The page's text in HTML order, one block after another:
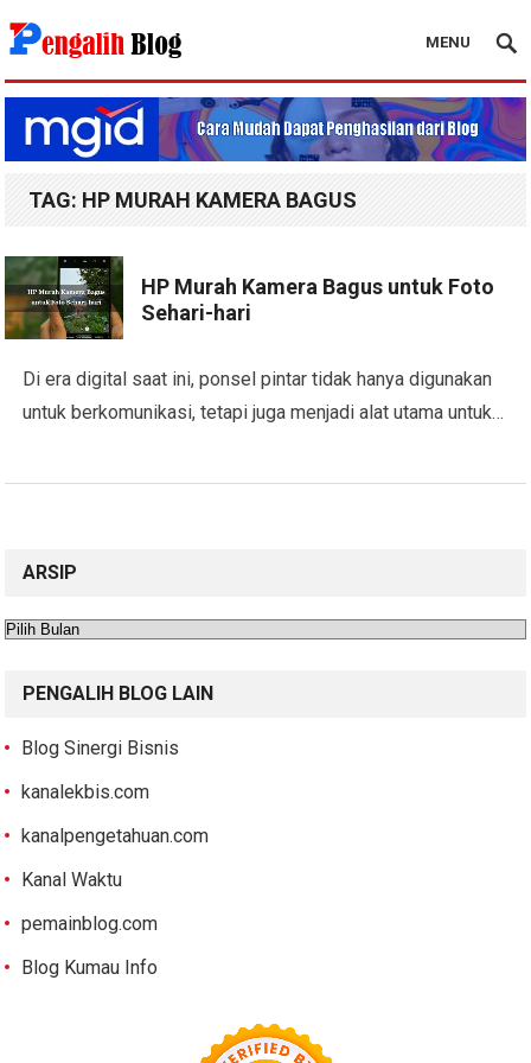
Pengalih Blog
MENU
TAG: HP MURAH KAMERA BAGUS
HP Murah Kamera Bagus untuk Foto
Sehari-hari
Di era digital saat ini, ponsel pintar tidak hanya digunakan
untuk berkomunikasi, tetapi juga menjadi alat utama untuk…
ARSIP
Arsip
PENGALIH BLOG LAIN
Blog Sinergi Bisnis
kanalekbis.com
kanalpengetahuan.com
Kanal Waktu
pemainblog.com
Blog Kumau Info